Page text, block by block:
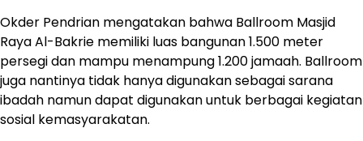
Okder Pendrian mengatakan bahwa Ballroom Masjid
Raya Al-Bakrie memiliki luas bangunan 1.500 meter
persegi dan mampu menampung 1.200 jamaah. Ballroom
juga nantinya tidak hanya digunakan sebagai sarana
ibadah namun dapat digunakan untuk berbagai kegiatan
sosial kemasyarakatan.